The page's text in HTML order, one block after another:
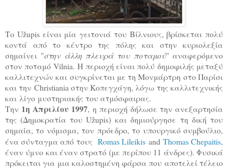
Το Užupis είναι μία γειτονιά του Βίλνιους, βρίσκεται πολύ
κοντά από το κέντρο της πόλης και στην κυριολεξία
σημαίνει "στην άλλη πλευρά του ποταμού" αναφερόμενο
στον ποταμό Vilnia.Η περιοχή είναι πολύ δημοφιλής μεταξύ
καλλιτεχνών και συγκρίνεται με τη Μονμάρτρη στο Παρίσι
και την Christiania στην Κοπεγχάγη, λόγω της καλλιτεχνικής
και λίγο μυστηριακής του ατμόσφαιρας.
Την 1η Απριλίου 1997, η περιοχή δήλωσε την ανεξαρτησία
της (Δημοκρατία του Užupis) και δημιούργησε τη δική του
σημαία, το νόμισμα, τον πρόεδρο, το υπουργικό συμβούλιο,
ένα σύνταγμα από τους Romas Lileikis and Thomas Chepaitis,
έναν ύμνο και έναν στρατό (με περίπου 11 άνδρες). Φυσικά
πρόκειται για μια καλοστημένη φάρσα που αποτελεί τέλειο